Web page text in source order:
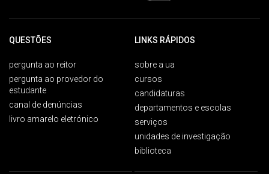
QUESTÕES
pergunta ao reitor
pergunta ao provedor do
estudante
canal de denúncias
livro amarelo eletrónico
LINKS RÁPIDOS
sobre a ua
cursos
candidaturas
departamentos e escolas
serviços
unidades de investigação
biblioteca